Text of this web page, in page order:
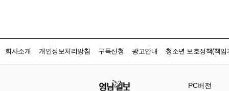
회사소개 개인정보처리방침 구독신청 광고안내 청소년 보호정책(책임
PC버전